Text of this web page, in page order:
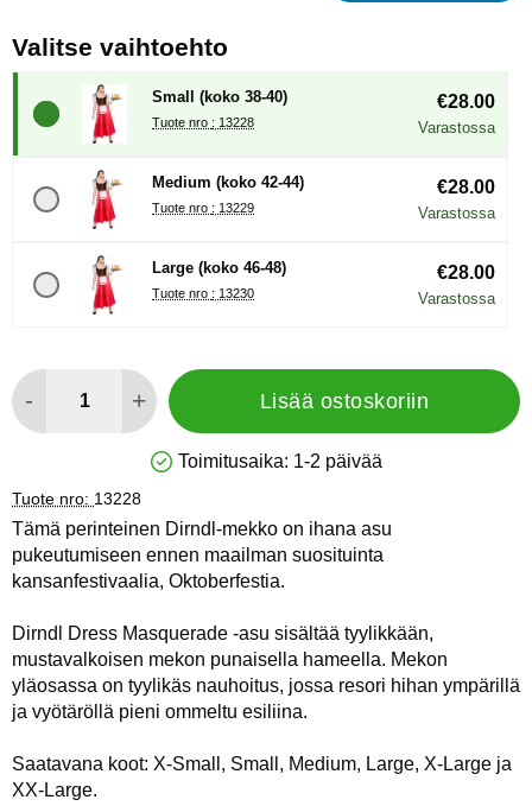
Valitse vaihtoehto
Small (koko 38-40)
Tuote nro : 13228
€28.00
Varastossa
Medium (koko 42-44)
Tuote nro : 13229
€28.00
Varastossa
Large (koko 46-48)
Tuote nro : 13230
€28.00
Varastossa
- + Lisää ostoskoriin
Saatavuus: Varastossa
Toimitusaika: 1-2 päivää
Tuote nro: 13228
Tämä perinteinen Dirndl-mekko on ihana asu
pukeutumiseen ennen maailman suosituinta
kansanfestivaalia, Oktoberfestia.
Dirndl Dress Masquerade -asu sisältää tyylikkään,
mustavalkoisen mekon punaisella hameella. Mekon
yläosassa on tyylikäs nauhoitus, jossa resori hihan ympärillä
ja vyötäröllä pieni ommeltu esiliina.
Saatavana koot: X-Small, Small, Medium, Large, X-Large ja
XX-Large.